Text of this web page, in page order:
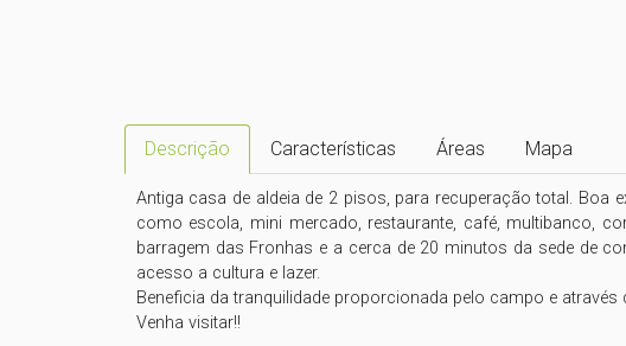
Descrição Características Áreas Mapa
Antiga casa de aldeia de 2 pisos, para recuperação total.
como escola, mini mercado, restaurante, café, multibanco,
barragem das Fronhas e a cerca de 20 minutos da sede de
acesso a cultura e lazer.
Beneficia da tranquilidade proporcionada pelo campo e
Venha visitar!!